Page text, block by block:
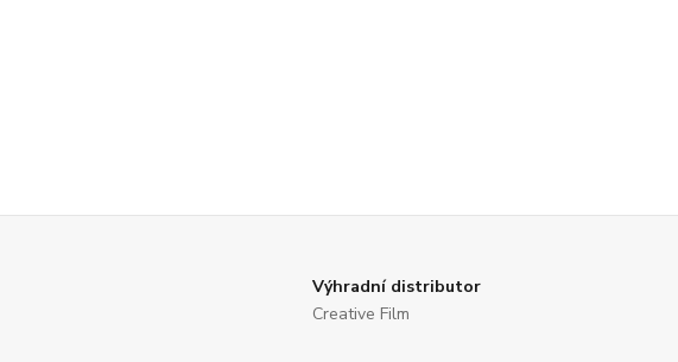
Výhradní distributor
Creative Film